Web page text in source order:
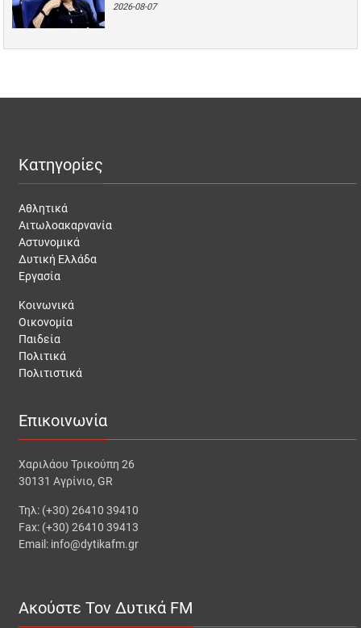
2026-08-07
Κατηγορίες
Αθλητικά
Αιτωλοακαρνανία
Αστυνομικά
Δυτική Ελλάδα
Εργασία
Κοινωνικά
Οικονομία
Παιδεία
Πολιτικά
Πολιτιστικά
Επικοινωνία
Χαριλάου Τρικούπη 26
30131 Αγρίνιο, GR
Τηλ: (+30) 26410 39410
Fax: (+30) 26410 39413
Email: info@dytikafm.gr
Ακούστε Τον Δυτικά FM